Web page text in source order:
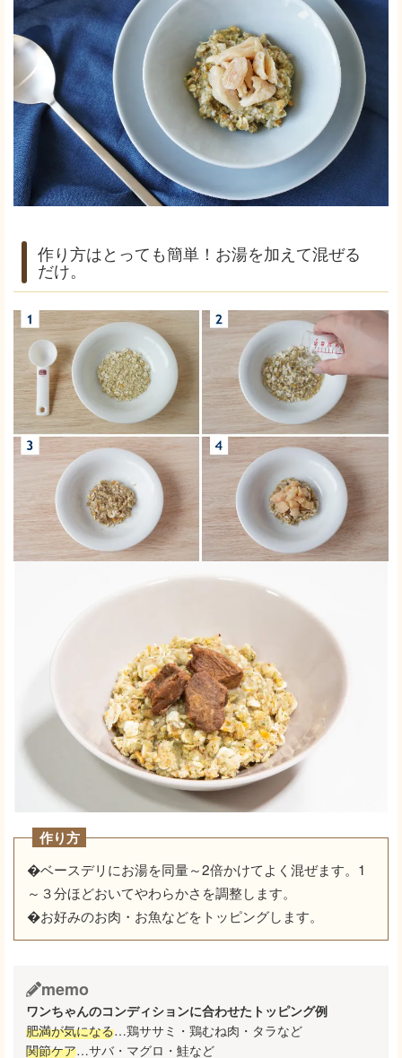
作り方はとっても簡単！お湯を加えて混ぜる
だけ。
作り方
�ベースデリにお湯を同量～2倍かけてよく混ぜます。1
～３分ほどおいてやわらかさを調整します。
�お好みのお肉・お魚などをトッピングします。
memo
ワンちゃんのコンディションに合わせたトッピング例
肥満が気になる…鶏ササミ・鶏むね肉・タラなど
関節ケア…サバ・マグロ・鮭など